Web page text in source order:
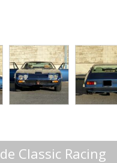
de Classic Racing